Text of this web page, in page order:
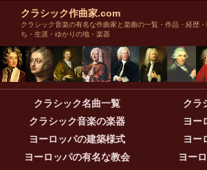
クラシック作曲家.com
クラシック音楽の有名な作曲家と楽曲の一覧・作品・経歴
ち・生涯・ゆかりの地・楽器
クラシック名曲一覧
クラ
クラシック音楽の楽器
ヨー
ヨーロッパの建築様式
ヨー
ヨーロッパの有名な教会
ヨー